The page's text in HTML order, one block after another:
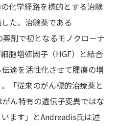
化学経路を標的とする治験
た。治験薬である
薬剤で初となるモノクローナ
胞増殖因子（HGF）と結合
達を活性化させて腫瘍の増
「従来のがん標的治療薬と
ん特有の遺伝子変異ではな
ます」とAndreadis氏は述